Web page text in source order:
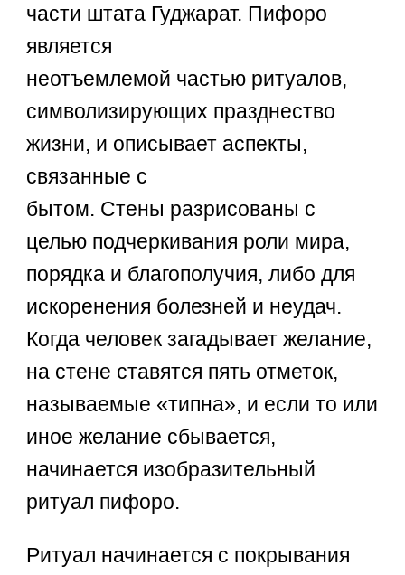
части штата Гуджарат. Пифоро
является
неотъемлемой частью ритуалов,
символизирующих празднество
жизни, и описывает аспекты,
связанные с
бытом. Стены разрисованы с
целью подчеркивания роли мира,
порядка и благополучия, либо для
искоренения болезней и неудач.
Когда человек загадывает желание,
на стене ставятся пять отметок,
называемые «типна», и если то или
иное желание сбывается,
начинается изобразительный
ритуал пифоро.
Ритуал начинается с покрывания